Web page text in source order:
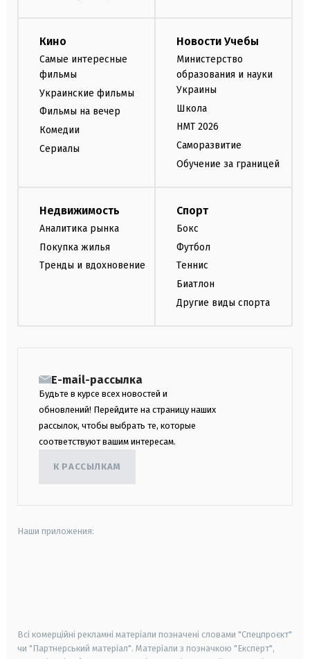
Кино
Самые интересные
фильмы
Украинские фильмы
Фильмы на вечер
Комедии
Сериалы
Новости Учебы
Министерство
образования и науки
Украины
Школа
НМТ 2026
Саморазвитие
Обучение за границей
Недвижимость
Аналитика рынка
Покупка жилья
Тренды и вдохновение
Спорт
Бокс
Футбол
Теннис
Биатлон
Другие виды спорта
E-mail-рассылка
Будьте в курсе всех новостей и
обновлений! Перейдите на страницу наших
рассылок, чтобы выбрать те, которые
соответствуют вашим интересам.
К РАССЫЛКАМ
Наши приложения:
Всі комерційні рекламні матеріали позначені словами "Спецпроєкт"
чи "Партнерський матеріал". Матеріали з позначкою "Експерт",